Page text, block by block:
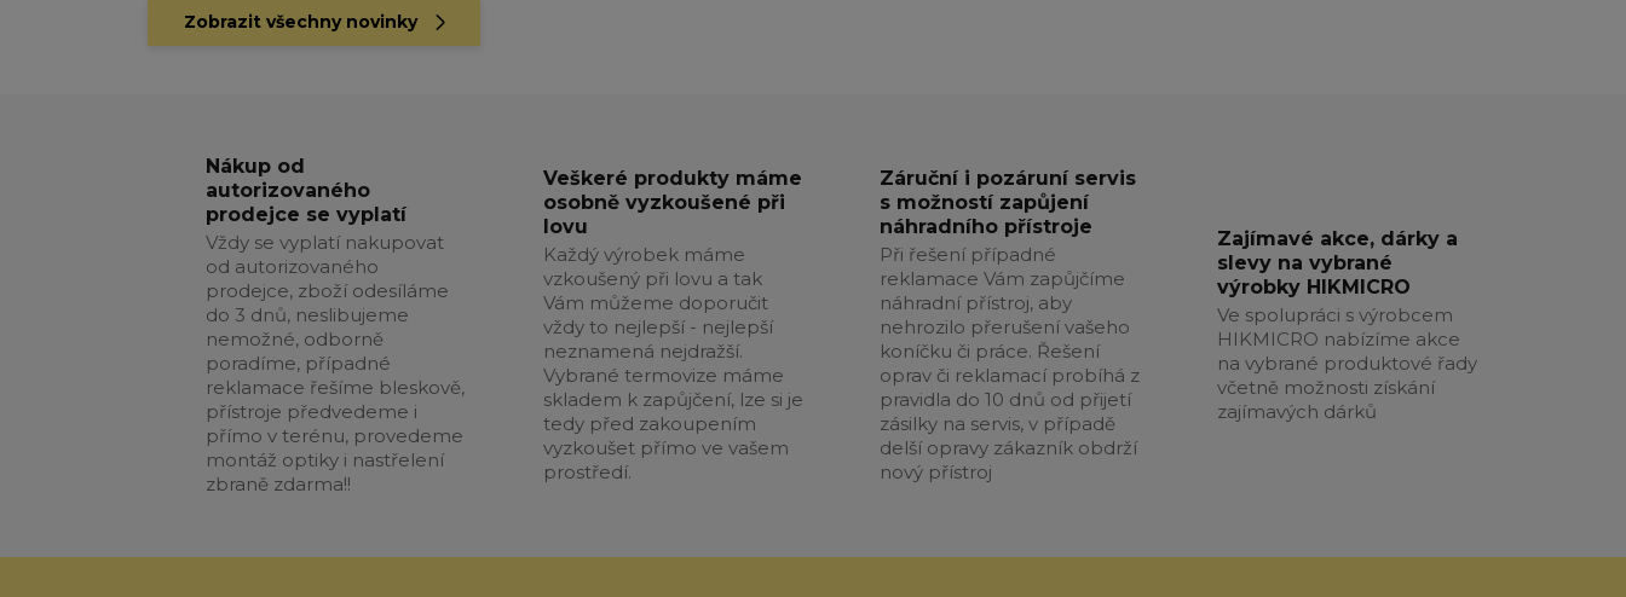
Zobrazit všechny novinky
Nákup od
autorizovaného
prodejce se vyplatí
Vždy se vyplatí nakupovat
od autorizovaného
prodejce, zboží odesíláme
do 3 dnů, neslibujeme
nemožné, odborně
poradíme, případné
reklamace řešíme bleskově,
přístroje předvedeme i
přímo v terénu, provedeme
montáž optiky i nastřelení
zbraně zdarma!!
Veškeré produkty máme
osobně vyzkoušené při
lovu
Každý výrobek máme
vzkoušený při lovu a tak
Vám můžeme doporučit
vždy to nejlepší - nejlepší
neznamená nejdražší.
Vybrané termovize máme
skladem k zapůjčení, lze si je
tedy před zakoupením
vyzkoušet přímo ve vašem
prostředí.
Záruční i pozáruní servis
s možností zapůjení
náhradního přístroje
Při řešení případné
reklamace Vám zapůjčíme
náhradní přístroj, aby
nehrozilo přerušení vašeho
koníčku či práce. Řešení
oprav či reklamací probíhá z
pravidla do 10 dnů od přijetí
zásilky na servis, v případě
delší opravy zákazník obdrží
nový přístroj
Zajímavé akce, dárky a
slevy na vybrané
výrobky HIKMICRO
Ve spolupráci s výrobcem
HIKMICRO nabízíme akce
na vybrané produktové řady
včetně možnosti získání
zajímavých dárků